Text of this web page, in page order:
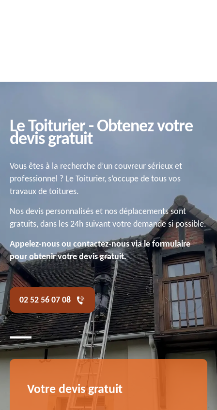
Le Toiturier - Obtenez votre
devis gratuit
Vous êtes à la recherche d’un couvreur sérieux et
professionnel ? Le Toiturier, s’occupe de tous vos
travaux de toitures.
Nos devis personnalisés et nos déplacements sont
gratuits, dans les 24h suivant votre demande si possible.
Appelez-nous ou contactez-nous via le formulaire
pour obtenir votre devis gratuit.
02 52 56 07 08
Votre devis gratuit